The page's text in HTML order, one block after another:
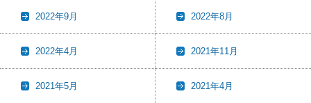
2022年9月 2022年8月
2022年4月 2021年11月
2021年5月 2021年4月